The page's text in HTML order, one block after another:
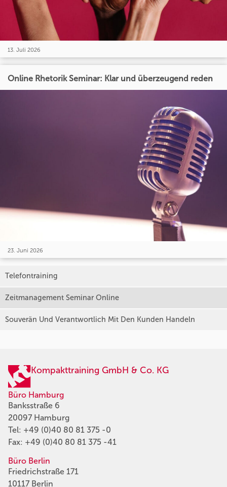
13. Juli 2026
Online Rhetorik Seminar: Klar und überzeugend reden
23. Juni 2026
Telefontraining
Zeitmanagement Seminar Online
Souverän Und Verantwortlich Mit Den Kunden Handeln
Kompakttraining GmbH & Co. KG
Büro Hamburg
Banksstraße 6
20097 Hamburg
Tel: +49 (0)40 80 81 375 -0
Fax: +49 (0)40 80 81 375 -41
Büro Berlin
Friedrichstraße 171
10117 Berlin